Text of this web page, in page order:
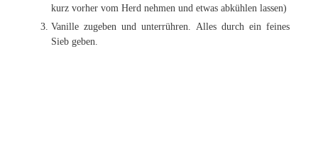
kurz vorher vom Herd nehmen und etwas abkühlen lassen)
Vanille zugeben und unterrühren. Alles durch ein feines
Sieb geben.